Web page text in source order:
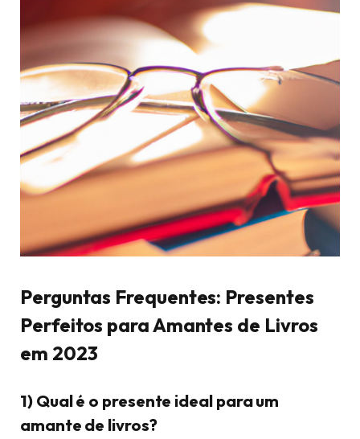
Perguntas Frequentes: Presentes
Perfeitos para Amantes de Livros
em 2023
1) Qual é o presente ideal para um
amante de livros?